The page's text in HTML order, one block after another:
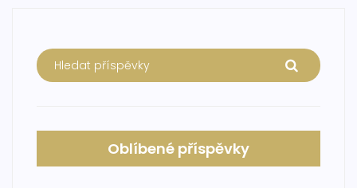
Oblíbené příspěvky